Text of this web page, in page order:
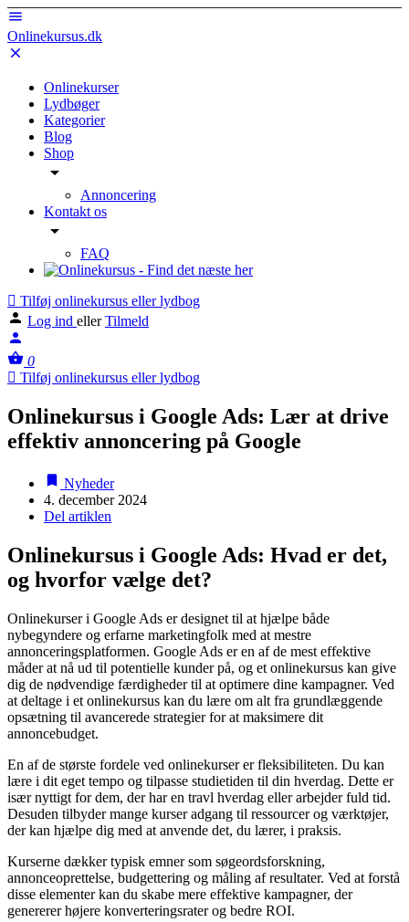
Onlinekursus.dk
Onlinekurser
Lydbøger
Kategorier
Blog
Shop
Annoncering
Kontakt os
FAQ
Tilføj onlinekursus eller lydbog
Log ind eller Tilmeld
0
Tilføj onlinekursus eller lydbog
Onlinekursus i Google Ads: Lær at drive
effektiv annoncering på Google
Nyheder
4. december 2024
Del artiklen
Onlinekursus i Google Ads: Hvad er det,
og hvorfor vælge det?
Onlinekurser i Google Ads er designet til at hjælpe både
nybegyndere og erfarne marketingfolk med at mestre
annonceringsplatformen. Google Ads er en af de mest effektive
måder at nå ud til potentielle kunder på, og et onlinekursus kan give
dig de nødvendige færdigheder til at optimere dine kampagner. Ved
at deltage i et onlinekursus kan du lære om alt fra grundlæggende
opsætning til avancerede strategier for at maksimere dit
annoncebudget.
En af de største fordele ved onlinekurser er fleksibiliteten. Du kan
lære i dit eget tempo og tilpasse studietiden til din hverdag. Dette er
især nyttigt for dem, der har en travl hverdag eller arbejder fuld tid.
Desuden tilbyder mange kurser adgang til ressourcer og værktøjer,
der kan hjælpe dig med at anvende det, du lærer, i praksis.
Kurserne dækker typisk emner som søgeordsforskning,
annonceoprettelse, budgettering og måling af resultater. Ved at forstå
disse elementer kan du skabe mere effektive kampagner, der
genererer højere konverteringsrater og bedre ROI.